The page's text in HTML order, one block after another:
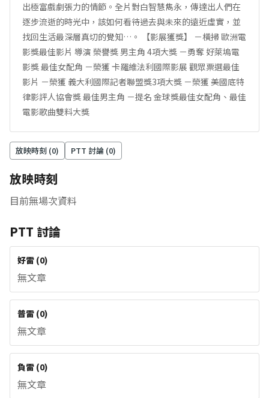
出極富戲劇張力的情節。全片對白智慧雋永，傳達出人們在
逐步流逝的時光中，該如何看待過去與未來的遠近虛實，並
找回生活最深層真切的覺知…。 【影展獲獎】 －橫掃 歐洲電
影獎最佳影片 導演 榮譽獎 男主角 4項大獎 －勇奪 好萊塢電
影獎 最佳女配角 －榮獲 卡羅維法利國際影展 觀眾票選最佳
影片 －榮獲 義大利國際記者聯盟獎3項大獎 －榮獲 美國底特
律影評人協會獎 最佳男主角 －提名 金球獎最佳女配角、最佳
電影歌曲雙料大獎
放映時刻 (0) PTT 討論 (0)
放映時刻
目前無場次資料
PTT 討論
好雷 (0)
無文章
普雷 (0)
無文章
負雷 (0)
無文章